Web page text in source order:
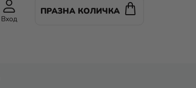
Вход
ПРАЗНА КОЛИЧКА